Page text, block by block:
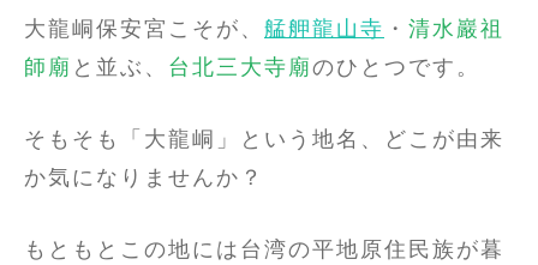
大龍峒保安宮こそが、 艋舺龍山寺 ・ 清水巖祖
師廟 と並ぶ、 台北三大寺廟のひとつです。
そもそも「大龍峒」という地名、どこが由来
か気になりませんか？
もともとこの地には台湾の平地原住民族が暮